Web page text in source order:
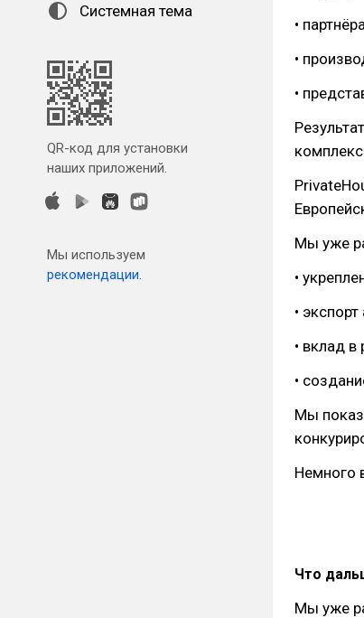
Системная тема
QR-код для установки
наших приложений.
Мы используем
рекомендации.
•
•
•
Мы уже
•
•
• вклад
•
Мы
Немного
Что
Мы уже